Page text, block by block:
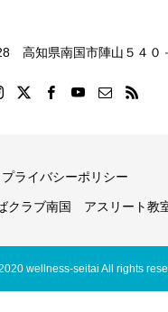
高知県南国市陣山５４０
プライバシーポリシー
クラブ南国 アスリート教
wellness-seitai All rights